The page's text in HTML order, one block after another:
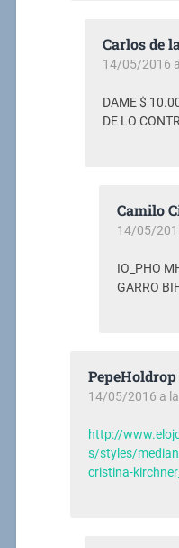
Carlos de
14/05/2016
DAME $
DE LO
Camilo
14/05/
IO_PHO
GARRO
PepeHoldrop
14/05/2016 a
http://
s/styles/
cristina-